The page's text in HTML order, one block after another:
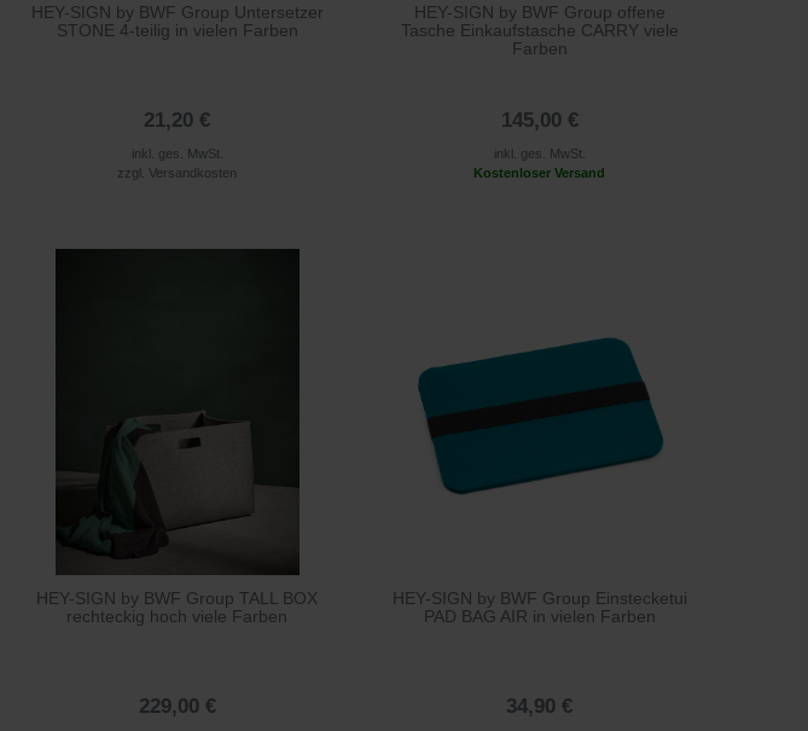
HEY-SIGN by BWF Group Untersetzer
STONE 4-teilig in vielen Farben
21,20 €
inkl. ges. MwSt.
zzgl.Versandkosten
HEY-SIGN by BWF Group offene
Tasche Einkaufstasche CARRY viele
Farben
145,00 €
inkl. ges. MwSt.
Kostenloser Versand
HEY-SIGN by BWF Group TALL BOX
rechteckig hoch viele Farben
229,00 €
HEY-SIGN by BWF Group Einstecketui
PAD BAG AIR in vielen Farben
34,90 €